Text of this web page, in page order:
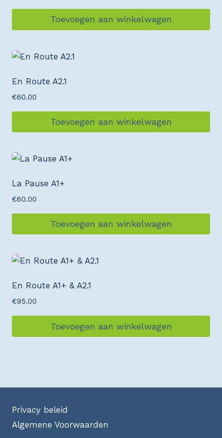
Toevoegen aan winkelwagen
En Route A2.1
€60.00
Toevoegen aan winkelwagen
La Pause A1+
€60.00
Toevoegen aan winkelwagen
En Route A1+ & A2.1
€95.00
Toevoegen aan winkelwagen
Privacy beleid
Algemene Voorwaarden